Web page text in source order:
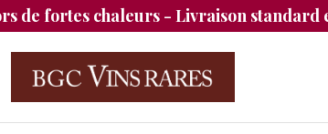
de fortes chaleurs - Livraison standard